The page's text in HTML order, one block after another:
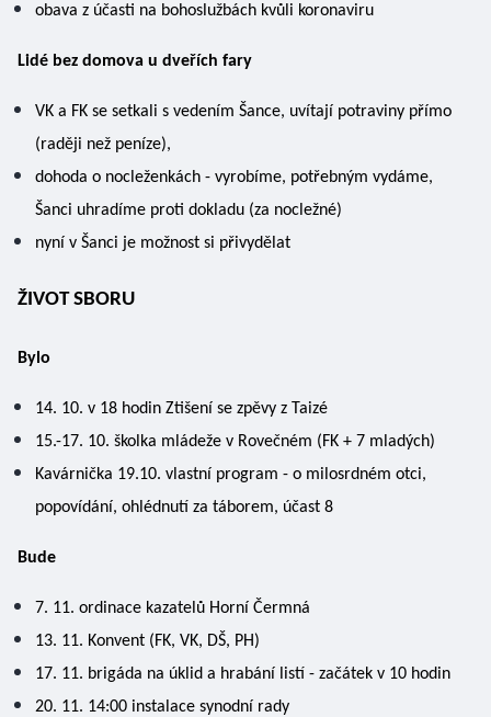
obava z účasti na bohoslužbách kvůli koronaviru
Lidé bez domova u dveřích fary
VK a FK se setkali s vedením Šance, uvítají potraviny přímo
(raději než peníze),
dohoda o nocleženkách - vyrobíme, potřebným vydáme,
Šanci uhradíme proti dokladu (za nocležné)
nyní v Šanci je možnost si přivydělat
ŽIVOT SBORU
Bylo
14. 10. v 18 hodin Ztišení se zpěvy z Taizé
15.-17. 10. školka mládeže v Rovečném (FK + 7 mladých)
Kavárnička 19.10. vlastní program - o milosrdném otci,
popovídání, ohlédnutí za táborem, účast 8
Bude
7. 11. ordinace kazatelů Horní Čermná
13. 11. Konvent (FK, VK, DŠ, PH)
17. 11. brigáda na úklid a hrabání listí - začátek v 10 hodin
20. 11. 14:00 instalace synodní rady